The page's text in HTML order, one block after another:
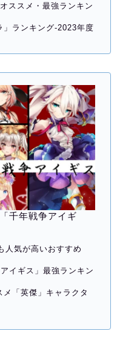
ススメ・最強ランキン
」ランキング-2023年度
千年戦争アイギ
人気が高いおすすめ
イギス」最強ランキン
「英傑」キャラクタ